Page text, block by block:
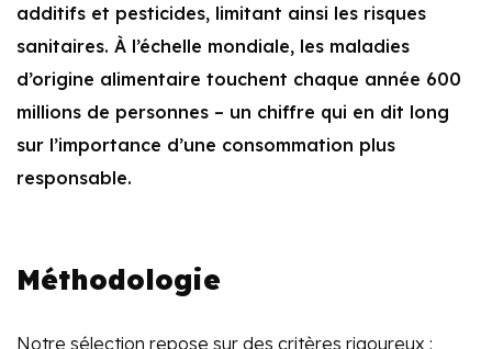
additifs et pesticides, limitant ainsi les risques
sanitaires. À l’échelle mondiale, les maladies
d’origine alimentaire touchent chaque année 600
millions de personnes – un chiffre qui en dit long
sur l’importance d’une consommation plus
responsable.
Méthodologie
Notre sélection repose sur des critères rigoureux :